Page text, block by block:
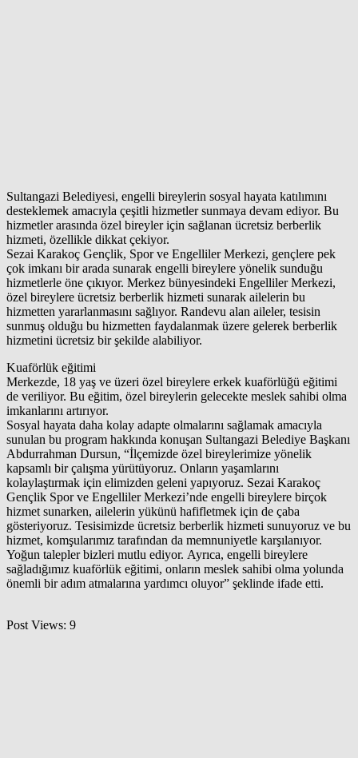
Sultangazi Belediyesi, engelli bireylerin sosyal hayata katılımını
desteklemek amacıyla çeşitli hizmetler sunmaya devam ediyor. Bu
hizmetler arasında özel bireyler için sağlanan ücretsiz berberlik
hizmeti, özellikle dikkat çekiyor.
Sezai Karakoç Gençlik, Spor ve Engelliler Merkezi, gençlere pek
çok imkanı bir arada sunarak engelli bireylere yönelik sunduğu
hizmetlerle öne çıkıyor. Merkez bünyesindeki Engelliler Merkezi,
özel bireylere ücretsiz berberlik hizmeti sunarak ailelerin bu
hizmetten yararlanmasını sağlıyor. Randevu alan aileler, tesisin
sunmuş olduğu bu hizmetten faydalanmak üzere gelerek berberlik
hizmetini ücretsiz bir şekilde alabiliyor.
Kuaförlük eğitimi
Merkezde, 18 yaş ve üzeri özel bireylere erkek kuaförlüğü eğitimi
de veriliyor. Bu eğitim, özel bireylerin gelecekte meslek sahibi olma
imkanlarını artırıyor.
Sosyal hayata daha kolay adapte olmalarını sağlamak amacıyla
sunulan bu program hakkında konuşan Sultangazi Belediye Başkanı
Abdurrahman Dursun, “İlçemizde özel bireylerimize yönelik
kapsamlı bir çalışma yürütüyoruz. Onların yaşamlarını
kolaylaştırmak için elimizden geleni yapıyoruz. Sezai Karakoç
Gençlik Spor ve Engelliler Merkezi’nde engelli bireylere birçok
hizmet sunarken, ailelerin yükünü hafifletmek için de çaba
gösteriyoruz. Tesisimizde ücretsiz berberlik hizmeti sunuyoruz ve bu
hizmet, komşularımız tarafından da memnuniyetle karşılanıyor.
Yoğun talepler bizleri mutlu ediyor. Ayrıca, engelli bireylere
sağladığımız kuaförlük eğitimi, onların meslek sahibi olma yolunda
önemli bir adım atmalarına yardımcı oluyor” şeklinde ifade etti.
Post Views: 9